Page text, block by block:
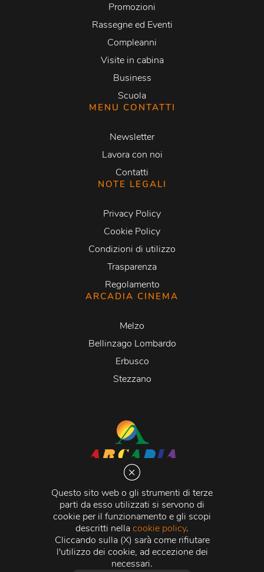
Questo sito web o gli strumenti di terze
parti da esso utilizzati si servono di
cookie per il funzionamento e gli scopi
descritti nellacookie policy.
Cliccando sulla (X) sarà come rifiutare
l'utilizzo dei cookie, ad eccezione dei
necessari.
Promozioni
Rassegne ed Eventi
Compleanni
Visite in cabina
Business
Scuola
MENU CONTATTI
Newsletter
Lavora con noi
Contatti
NOTE LEGALI
Privacy Policy
Cookie Policy
Condizioni di utilizzo
Trasparenza
Regolamento
ARCADIA CINEMA
Melzo
Bellinzago Lombardo
Erbusco
Stezzano
Via Martiri della Libertà 20066 Melzo (MI)
C.C.I.A.A. - R.E.A di Milano n. 1427910
Registro delle Imprese di Milano n. 338392 -
Fiscale e Partita Iva11015840157 | Capitale Sociale
500.000,00 i.v.
Credits:Crea Informatica S.r.l. 2026 © Tutti i diritti
riservati.